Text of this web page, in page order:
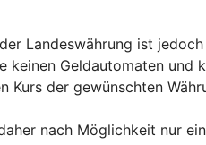
Landeswährung ist
Geldautomaten und
Kurs der gewünschten
nach Möglichkeit nur